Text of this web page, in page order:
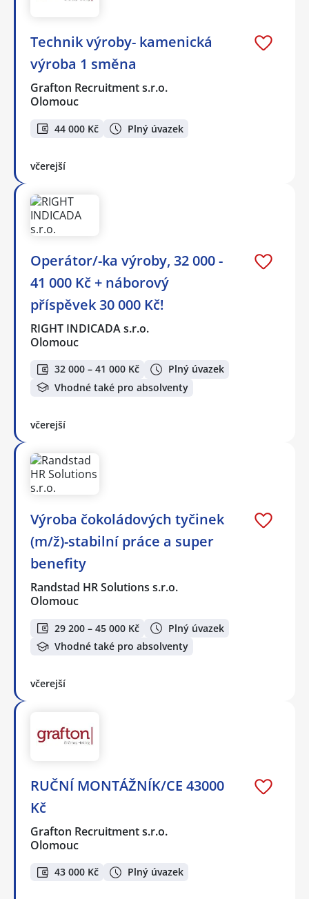
Technik výroby- kamenická
výroba 1 směna
Grafton Recruitment s.r.o.
Olomouc
44 000 Kč Plný úvazek
včerejší
Operátor/-ka výroby, 32 000 -
41 000 Kč + náborový
příspěvek 30 000 Kč!
RIGHT INDICADA s.r.o.
Olomouc
32 000 – 41 000 Kč
Plný úvazek
Vhodné také pro absolventy
včerejší
Výroba čokoládových tyčinek
(m/ž)-stabilní práce a super
benefity
Randstad HR Solutions s.r.o.
Olomouc
29 200 – 45 000 Kč
Plný úvazek
Vhodné také pro absolventy
včerejší
RUČNÍ MONTÁŽNÍK/CE 43000
Kč
Grafton Recruitment s.r.o.
Olomouc
43 000 Kč Plný úvazek